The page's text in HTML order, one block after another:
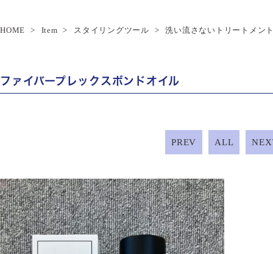
HOME Item スタイリングツール 洗い流さないトリートメン
ファイバープレックスボンドオイル
PREV ALL